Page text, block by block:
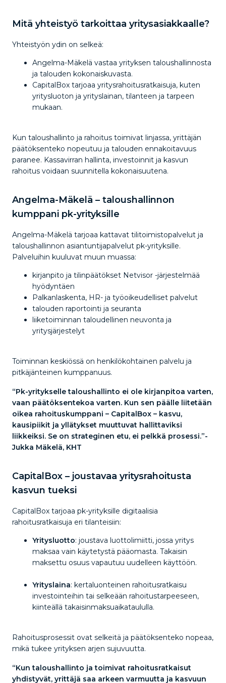
Mitä yhteistyö tarkoittaa yritysasiakkaalle?
Yhteistyön ydin on selkeä:
Angelma-Mäkelä vastaa yrityksen taloushallinnosta
ja talouden kokonaiskuvasta.
CapitalBox tarjoaa yritysrahoitusratkaisuja, kuten
yritysluoton ja yrityslainan, tilanteen ja tarpeen
mukaan.
Kun taloushallinto ja rahoitus toimivat linjassa, yrittäjän
päätöksenteko nopeutuu ja talouden ennakoitavuus
paranee. Kassavirran hallinta, investoinnit ja kasvun
rahoitus voidaan suunnitella kokonaisuutena.
Angelma-Mäkelä – taloushallinnon
kumppani pk-yrityksille
Angelma-Mäkelä tarjoaa kattavat tilitoimistopalvelut ja
taloushallinnon asiantuntijapalvelut pk-yrityksille.
Palveluihin kuuluvat muun muassa:
kirjanpito ja tilinpäätökset Netvisor -järjestelmää
hyödyntäen
Palkanlaskenta, HR- ja työoikeudelliset palvelut
talouden raportointi ja seuranta
liiketoiminnan taloudellinen neuvonta ja
yritysjärjestelyt
Toiminnan keskiössä on henkilökohtainen palvelu ja
pitkäjänteinen kumppanuus.
“Pk-yritykselle taloushallinto ei ole kirjanpitoa varten,
vaan päätöksentekoa varten. Kun sen päälle liitetään
oikea rahoituskumppani – CapitalBox – kasvu,
kausipiikit ja yllätykset muuttuvat hallittaviksi
liikkeiksi. Se on strateginen etu, ei pelkkä prosessi.”-
Jukka Mäkelä, KHT
CapitalBox – joustavaa yritysrahoitusta
kasvun tueksi
CapitalBox tarjoaa pk-yrityksille digitaalisia
rahoitusratkaisuja eri tilanteisiin:
Yritysluotto: joustava luottolimiitti, jossa yritys
maksaa vain käytetystä pääomasta. Takaisin
maksettu osuus vapautuu uudelleen käyttöön.
Yrityslaina: kertaluonteinen rahoitusratkaisu
investointeihin tai selkeään rahoitustarpeeseen,
kiinteällä takaisinmaksuaikataululla.
Rahoitusprosessit ovat selkeitä ja päätöksenteko nopeaa,
mikä tukee yrityksen arjen sujuvuutta.
“Kun taloushallinto ja toimivat rahoitusratkaisut
yhdistyvät, yrittäjä saa arkeen varmuutta ja kasvuun